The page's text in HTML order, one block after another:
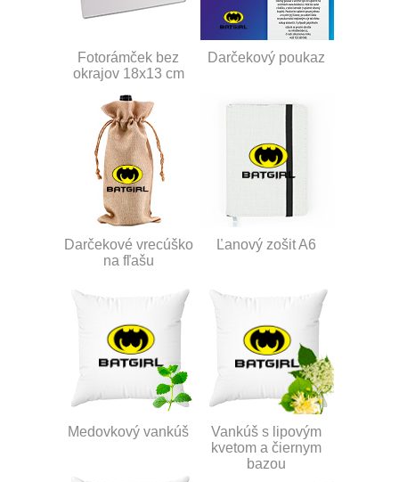
Fotorámček bez
okrajov 18x13 cm
Darčekový poukaz
Darčekové vrecúško
na fľašu
Ľanový zošit A6
Medovkový vankúš
Vankúš s lipovým
kvetom a čiernym
bazou